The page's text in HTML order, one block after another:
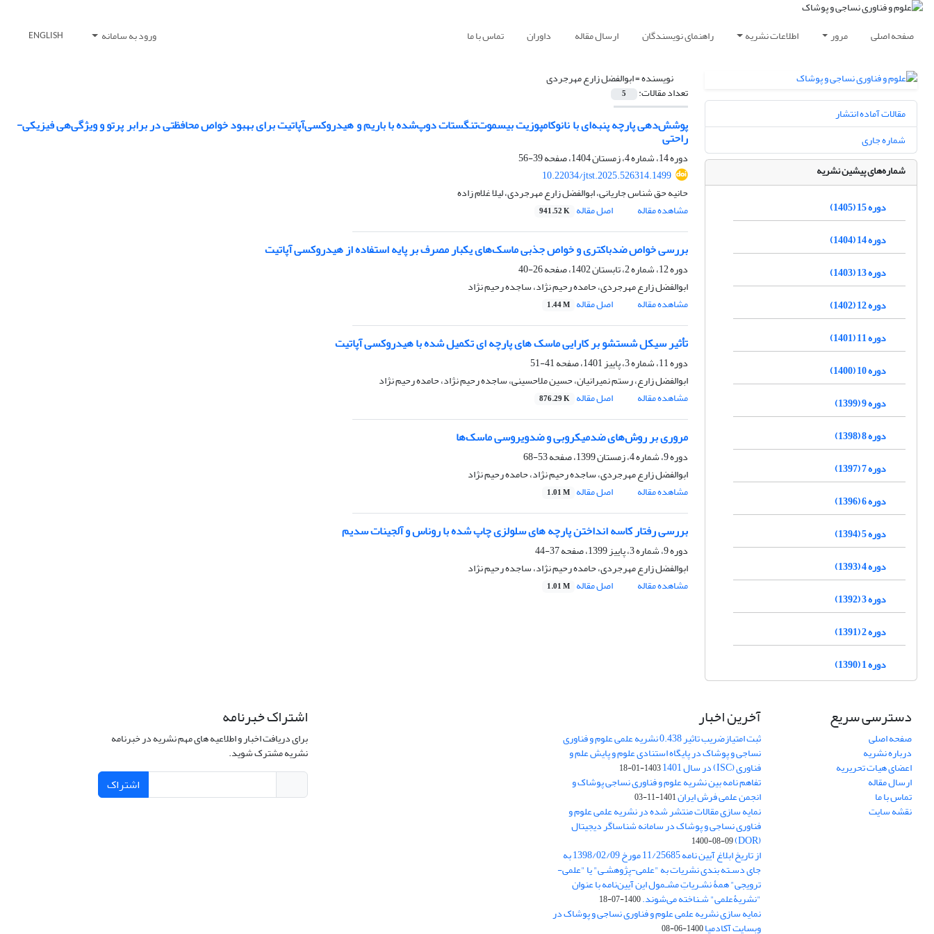
صفحه اصلی مرور اطلاعات نشریه راهنمای نویسندگان ارسال مقاله داوران تماس با ما ورود به سامانه ENGLISH
نویسنده =ابوالفضل زارع مهرجردی
تعداد مقالات: 5
پوشش‌دهی پارچه پنبه‌ای با نانوکامپوزیت بیسموت‌تنگستات دوپ‌شده با باریم و هیدروکسی‌آپاتیت برای بهبود خواص محافظتی در برابر پرتو و ویژگی‌هی فیزیکی-
راحتی
دوره 14، شماره 4، زمستان 1404، صفحه
39-56
10.22034/jtst.2025.526314.1499
حانیه حق شناس جاریانی، ابوالفضل زارع مهرجردی، لیلا غلام زاده
مشاهده مقاله
اصل مقاله 941.52 K
بررسی خواص ضدباکتری و خواص جذبی ماسک‌های یکبار مصرف بر پایه استفاده از هیدروکسی آپاتیت
دوره 12، شماره 2، تابستان 1402، صفحه
26-40
ابوالفضل زارع مهرجردی، حامده رحیم نژاد، ساجده رحیم نژاد
مشاهده مقاله
اصل مقاله 1.44 M
تأثیر سیکل شستشو بر کارایی ماسک های پارچه ای تکمیل شده با هیدروکسی آپاتیت
دوره 11، شماره 3، پاییز 1401، صفحه
41-51
ابوالفضل زارع، رستم نمیرانیان، حسین ملاحسینی، ساجده رحیم نژاد، حامده رحیم نژاد
مشاهده مقاله
اصل مقاله 876.29 K
مروری بر روش‌های ضدمیکروبی و ضدویروسی ماسک‌ها
دوره 9، شماره 4، زمستان 1399، صفحه
53-68
ابوالفضل زارع مهرجردی، ساجده رحیم نژاد، حامده رحیم نژاد
مشاهده مقاله
اصل مقاله 1.01 M
بررسی رفتار کاسه انداختن پارچه های سلولزی چاپ شده با روناس و آلجینات سدیم
دوره 9، شماره 3، پاییز 1399، صفحه
37-44
ابوالفضل زارع مهرجردی، حامده رحیم نژاد، ساجده رحیم نژاد
مشاهده مقاله
اصل مقاله 1.01 M
مقالات آماده انتشار
شماره جاری
شماره‌های پیشین نشریه
دوره 15 (1405)
دوره 14 (1404)
دوره 13 (1403)
دوره 12 (1402)
دوره 11 (1401)
دوره 10 (1400)
دوره 9 (1399)
دوره 8 (1398)
دوره 7 (1397)
دوره 6 (1396)
دوره 5 (1394)
دوره 4 (1393)
دوره 3 (1392)
دوره 2 (1391)
دوره 1 (1390)
دسترسی سریع
صفحه اصلی
درباره نشریه
اعضای هیات تحریریه
ارسال مقاله
تماس با ما
نقشه سایت
آخرین اخبار
ثبت امتیازضریب تاثیر 0.438 نشریه علمی علوم و فناوری
نساجی و پوشاک در پایگاه استنادی علوم و پایش علم و
فناوری (ISC) در سال 1401 1403-01-18
تفاهم نامه بین نشریه علوم و فناوری نساجی پوشاک و
انجمن علمی فرش ایران1401-11-03
نمایه سازی مقالات منتشر شده در نشریه علمی علوم و
فناوری نساجی و پوشاک در سامانه شناساگر دیجیتال
(DOR)
1400-08-09
از تاریخ ابلاغ آیین نامه 11/25685 مورخ 1398/02/09 به
جای دسـته بندی نشریات به "علمی-پژوهشـی" یا "علمی-
ترویجی" همۀ نشـریاتِ مشـمول این آیین‌نامه با عنوان
"نشریۀعلمی" شـناخته می‌شوند.1400-07-18
نمایه سازی نشریه علمی علوم و فناوری نساجی و پوشاک در
وبسایت آکادمیا1400-06-08
اشتراک خبرنامه
برای دریافت اخبار و اطلاعیه های مهم نشریه در خبرنامه
نشریه مشترک شوید.
اشتراک